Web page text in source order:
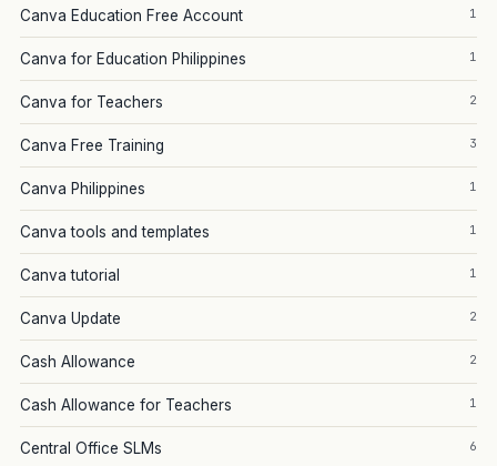
Canva Education Free Account 1
Canva for Education Philippines 1
Canva for Teachers 2
Canva Free Training 3
Canva Philippines 1
Canva tools and templates 1
Canva tutorial 1
Canva Update 2
Cash Allowance 2
Cash Allowance for Teachers 1
Central Office SLMs 6